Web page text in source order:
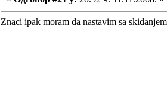
Znaci ipak moram da nastavim sa